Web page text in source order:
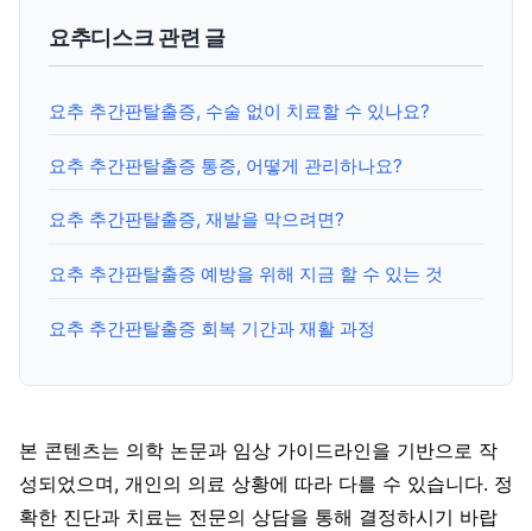
요추디스크 관련 글
요추 추간판탈출증, 수술 없이 치료할 수 있나요?
요추 추간판탈출증 통증, 어떻게 관리하나요?
요추 추간판탈출증, 재발을 막으려면?
요추 추간판탈출증 예방을 위해 지금 할 수 있는 것
요추 추간판탈출증 회복 기간과 재활 과정
본 콘텐츠는 의학 논문과 임상 가이드라인을 기반으로 작
성되었으며, 개인의 의료 상황에 따라 다를 수 있습니다. 정
확한 진단과 치료는 전문의 상담을 통해 결정하시기 바랍